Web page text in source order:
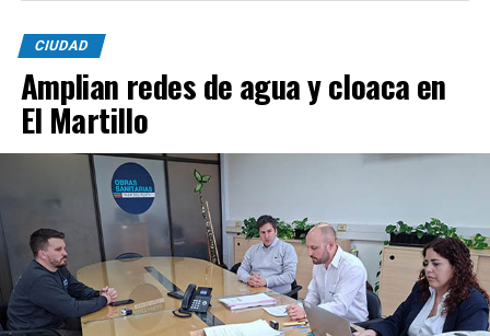
CIUDAD
Amplian redes de agua y cloaca en
El Martillo